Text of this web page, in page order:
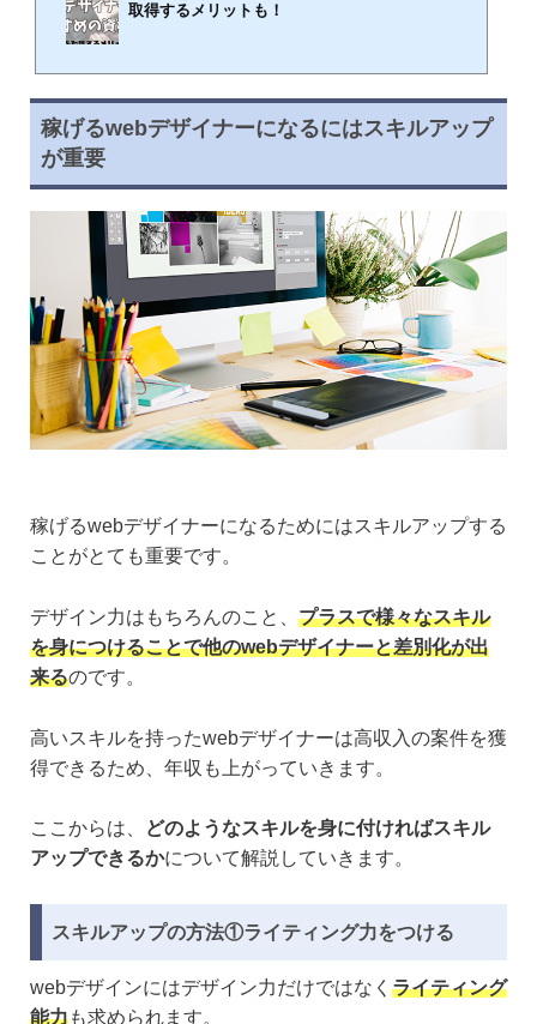
取得するメリットも！
WEBデザイナーとして持っておくべき資格やあると良いスキルはどんなものがあるのでしょう
か。この記事では、現役のWEBデザイナーがWEBデザイナーになるために必要な資格や取得
するメリットについて紹介します。今後も需要が高まると言われているWEBデザイナーです
が、実際になるためにはどのようなスキルを持っておくべきか確認しましょう。WEBデザイナ
ン系の...
稼げるwebデザイナーになるにはスキルアップ
が重要
稼げるwebデザイナーになるためにはスキルアップする
ことがとても重要です。
デザイン力はもちろんのこと、 プラスで様々なスキル
を身につけることで他のwebデザイナーと差別化が出
来るのです。
高いスキルを持ったwebデザイナーは高収入の案件を獲
得できるため、年収も上がっていきます。
ここからは、
どのようなスキルを身に付ければスキル
アップできるかについて解説していきます。
スキルアップの方法①ライティング力をつける
webデザインにはデザイン力だけではなく ライティング
能力も求められます。